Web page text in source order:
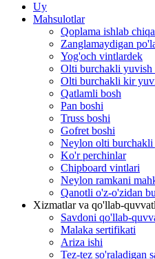
Uy
Mahsulotlar
Qoplama ishlab
Zanglamaydigan
Yog'och vintlardek
Olti burchakli yuvish
Olti burchakli kir
Qatlamli bosh
Pan boshi
Truss boshi
Gofret boshi
Neylon olti burchakli
Ko'r perchinlar
Chipboard vintlari
Neylon ramkani
Qanotli o'z-o'zidan
Xizmatlar va qo'llab-
Savdoni qo'llab-
Malaka sertifikati
Ariza ishi
Tez-tez so'raladigan